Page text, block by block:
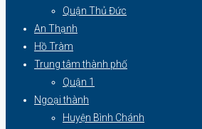
Quận Thủ Đức
An Thạnh
Hồ Tràm
Trung tâm thành phố
Quận 1
Ngoại thành
Huyện Bình Chánh